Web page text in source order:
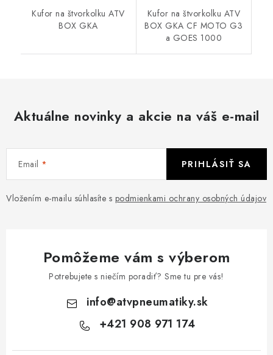
Kufor na štvorkolku ATV
BOX GKA
Kufor na štvorkolku ATV
BOX GKA CF MOTO G3
a GOES 1000
Aktuálne novinky a akcie na váš e-mail
Email
Vložením e-mailu súhlasíte s podmienkami ochrany osobných údajov
PRIHLÁSIŤ SA
Pomôžeme vám s výberom
Potrebujete s niečím poradiť? Sme tu pre vás!
info@atvpneumatiky.sk
+421 908 971 174